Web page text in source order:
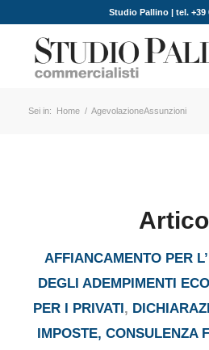
Studio Pallino | tel. +39
Sei in: Home / AgevolazioneAssunzioni
AFFIANCAMENTO PER
DEGLI ADEMPIMENTI
PER I PRIVATI,
IMPOSTE, CONSULENZA